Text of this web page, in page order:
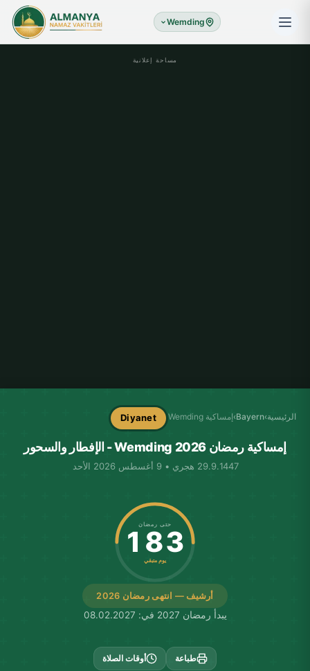
Wemding
مساحة إعلانية
الرئيسية›
Bayern
›إمساكية Wemding Diyanet
إمساكية رمضان Wemding 2026 - الإفطار والسحور
29.9.1447 هجري • 9 أغسطس 2026 الأحد
أرشيف — انتهى رمضان 2026
حتى رمضان
183
يوم متبقي
يبدأ رمضان 2027 في: 08.02.2027
طباعة أوقات الصلاة